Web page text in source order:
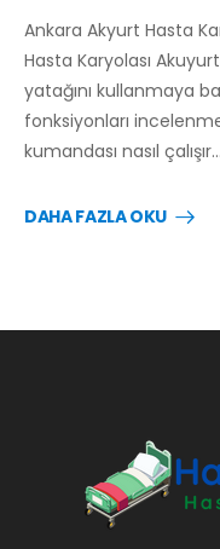
Ankara Akyurt Hasta
Hasta Karyolası
yatağını kullanmaya
fonksiyonları
kumandası nasıl çalışır…
DAHA FAZLA OKU